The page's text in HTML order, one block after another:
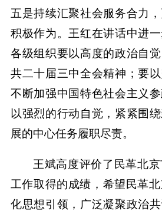
五是持续汇聚社会服务合力
积极作为。王红在讲话中进
各级组织要以高度的政治自
共二十届三中全会精神；要
不断加强中国特色社会主义
以强烈的行动自觉，紧紧围
展的中心任务履职尽责。
王斌高度评价了民革北
工作取得的成绩，希望民革
化思想引领，广泛凝聚政治